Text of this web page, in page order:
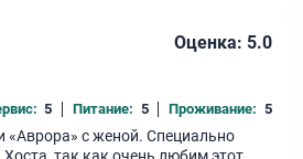
Оценка: 5.0
5 Питание: 5 Проживание: 5
«Аврора» с женой. Специально